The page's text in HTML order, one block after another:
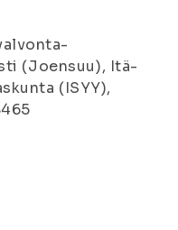
(Joensuu), Itä-
(ISYY),